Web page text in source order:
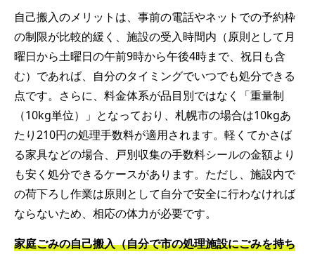
自己搬入のメリットは、事前の電話やネットでの予約枠
の制限が比較的緩く、施設の受入時間内（原則として月
曜日から土曜日の午前9時から午後4時まで、祝日も含
む）であれば、自分のタイミングでいつでも処分できる
点です。さらに、料金体系が品目別ではなく「重量制
（10kg単位）」となっており、札幌市の場合は10kgあ
たり210円の処理手数料が適用されます。軽くてかさば
る家具などの場合、戸別収集の手数料シールの金額より
も安く処分できるケースがあります。ただし、施設内で
の荷下ろし作業は原則として自分で安全に行わなければ
ならないため、相応の体力が必要です。
家庭ごみの自己搬入（自分で市の処理施設にごみを持ち